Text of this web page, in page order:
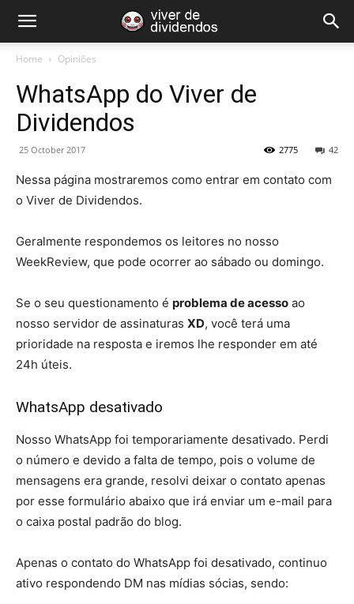
Home Opiniões
WhatsApp do Viver de
Dividendos
25 October 2017 42
2775
Nessa página mostraremos como entrar em contato com
o Viver de Dividendos.
Geralmente respondemos os leitores no nosso
WeekReview, que pode ocorrer ao sábado ou domingo.
Se o seu questionamento é problema de acesso ao
nosso servidor de assinaturas XD, você terá uma
prioridade na resposta e iremos lhe responder em até
24h úteis.
WhatsApp desativado
Nosso WhatsApp foi temporariamente desativado. Perdi
o número e devido a falta de tempo, pois o volume de
mensagens era grande, resolvi deixar o contato apenas
por esse formulário abaixo que irá enviar um e-mail para
o caixa postal padrão do blog.
Apenas o contato do WhatsApp foi desativado, continuo
ativo respondendo DM nas mídias sócias, sendo: